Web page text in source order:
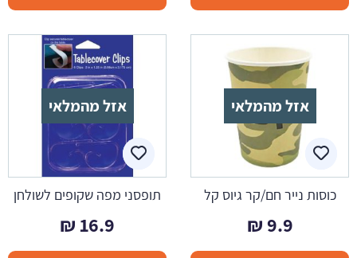
אזל מהמלאי
כוסות נייר חם/קר גיוס קל
9.9
₪
אזל מהמלאי
תופסני מפה שקופים לשולחן
16.9
₪